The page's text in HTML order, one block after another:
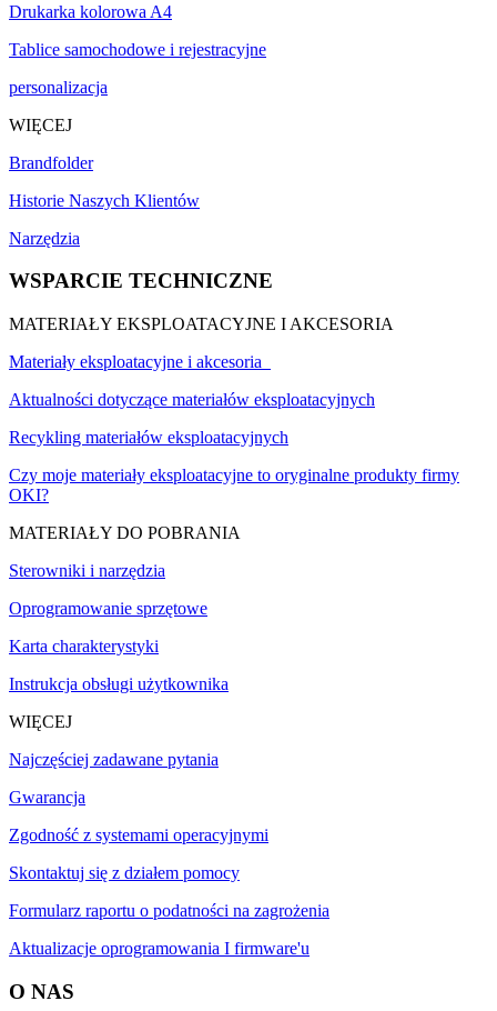
Drukarka kolorowa A4
Tablice samochodowe i rejestracyjne
personalizacja
WIĘCEJ
Brandfolder
Historie Naszych Klientów
Narzędzia
WSPARCIE TECHNICZNE
MATERIAŁY EKSPLOATACYJNE I AKCESORIA
Materiały eksploatacyjne i akcesoria
Aktualności dotyczące materiałów eksploatacyjnych
Recykling materiałów eksploatacyjnych
Czy moje materiały eksploatacyjne to oryginalne produkty firmy
OKI?
MATERIAŁY DO POBRANIA
Sterowniki i narzędzia
Oprogramowanie sprzętowe
Karta charakterystyki
Instrukcja obsługi użytkownika
WIĘCEJ
Najczęściej zadawane pytania
Gwarancja
Zgodność z systemami operacyjnymi
Skontaktuj się z działem pomocy
Formularz raportu o podatności na zagrożenia
Aktualizacje oprogramowania I firmware'u
O NAS